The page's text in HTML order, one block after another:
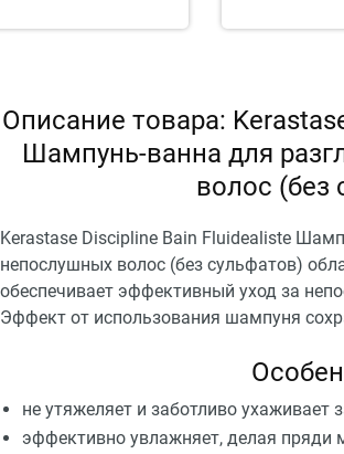
Описание товара:
Шампунь-ванна для
волос (без
Kerastase Discipline Bain Fluidealiste
непослушных волос (без сульфатов)
обеспечивает эффективный уход за
Эффект от использования шампуня
не утяжеляет и заботливо ухаживает
эффективно увлажняет, делая